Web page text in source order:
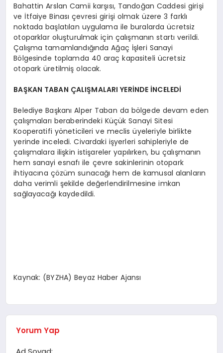
Bahattin Arslan Camii karşısı, Tandoğan Caddesi girişi
ve İtfaiye Binası çevresi girişi olmak üzere 3 farklı
noktada başlatılan uygulama ile buralarda ücretsiz
otoparklar oluşturulmak için çalışmanın startı verildi.
Çalışma tamamlandığında Ağaç İşleri Sanayi
Bölgesinde toplamda 40 araç kapasiteli ücretsiz
otopark üretilmiş olacak.
BAŞKAN TABAN ÇALIŞMALARI YERİNDE İNCELEDİ
Belediye Başkanı Alper Taban da bölgede devam eden
çalışmaları beraberindeki Küçük Sanayi Sitesi
Kooperatifi yöneticileri ve meclis üyeleriyle birlikte
yerinde inceledi. Civardaki işyerleri sahipleriyle de
çalışmalara ilişkin istişareler yapılırken, bu çalışmanın
hem sanayi esnafı ile çevre sakinlerinin otopark
ihtiyacına çözüm sunacağı hem de kamusal alanların
daha verimli şekilde değerlendirilmesine imkan
sağlayacağı kaydedildi.
Kaynak: (BYZHA) Beyaz Haber Ajansı
Yorum Yap